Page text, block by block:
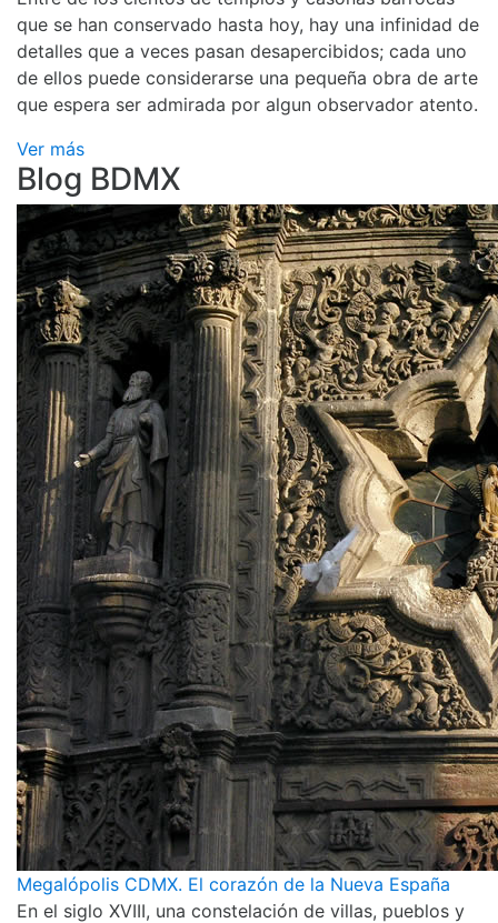
que se han conservado hasta hoy, hay una infinidad de
detalles que a veces pasan desapercibidos; cada uno
de ellos puede considerarse una pequeña obra de arte
que espera ser admirada por algun observador atento.
Ver más
Blog BDMX
Megalópolis CDMX. El corazón de la Nueva España
En el siglo XVIII, una constelación de villas, pueblos y